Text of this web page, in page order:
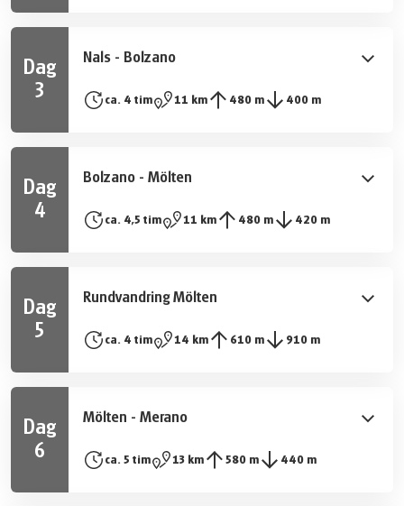
dig upp till Tisens, känt för sina äkta kastanjer. Dagens
andra del tar dig till ett område som är fullt av slott, i
Nals väntar de 3 slotten Stachelburg, Schwanburg och
Dag
3
Nals - Bolzano
En underbar vandring förbi palats och slott längs
vinodlingsområden och den karakteristiska känslan från
Sydtyrolens vinväg. Sen en kort bussresa in till
provinshuvudstaden Bolzano. Njut av den italienska
ca. 4 tim 11 km 480 m 400 m
Dag
4
Bolzano - Mölten
På morgonen tar du buss till Jenesien och upplever
i Dolomiterna. Gå över stora ängar med utspridda
hästar och boskap och genom klara skogar med gamla
lärkträd tills du når byn Mölten på Tschöggelbergs höga
ca. 4,5 tim 11 km 480 m 420 m
Dag
5
Rundvandring Mölten
Den pittoreska byn Mölten, som är beläget på över
(‘stenigt folk’) som bjuder på en avkopplande vandring.
Naturen när den är som bäst och fantastisk utsikt över
Etschdalen precis vid dina fötter och många
ca. 4 tim 14 km 610 m 910 m
Dag
6
Mölten - Merano
Den sista etappen på denna resa tar dig över ett
ca. 5 tim 13 km 580 m 440 m